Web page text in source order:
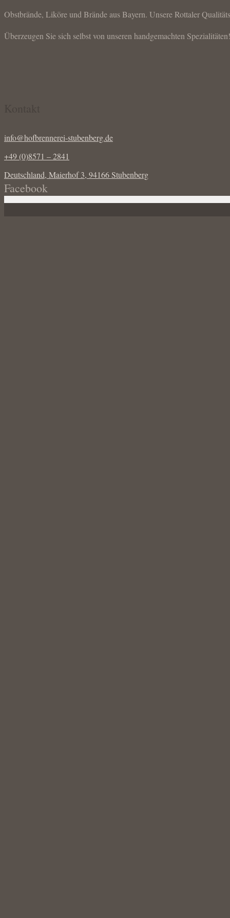
Obstbrände, Liköre und Brände aus Bayern. Unsere Rottaler
Überzeugen Sie sich selbst von unseren handgemachten Spezialitäten!
info@hofbrennerei-stubenberg.de
+49 (0)8571 – 2841
Deutschland, Maierhof 3, 94166 Stubenberg
Facebook